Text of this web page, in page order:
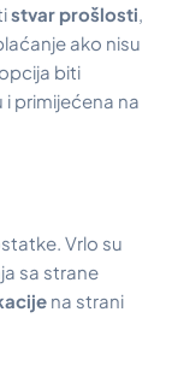
stvar prošlosti,
ako nisu
biti
primijećena na
Vrlo su
sa strane
na strani